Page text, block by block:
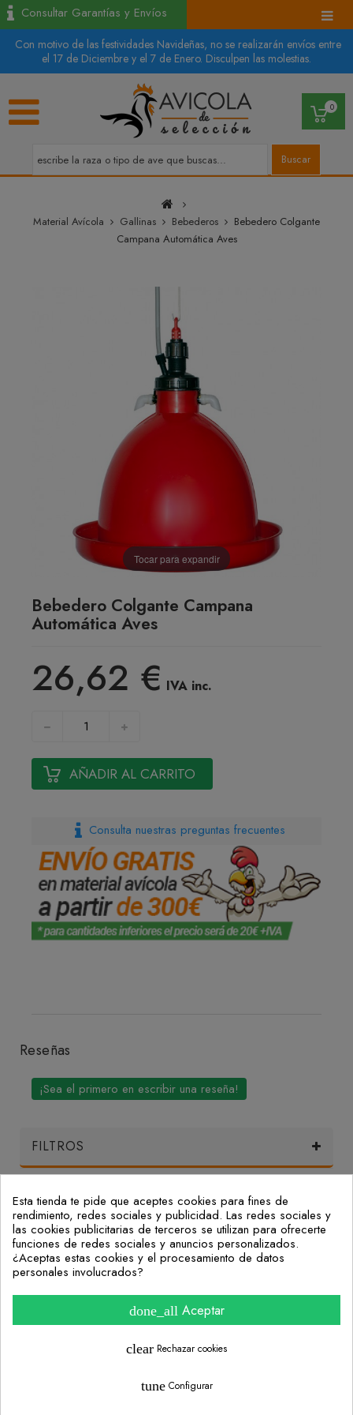
Con motivo de las festividades Navideñas, no se realizarán envíos entre
el 17 de Diciembre y el 7 de Enero. Disculpen las molestias.
0
Consultar Garantías y Envíos
Buscar
Material Avícola Gallinas Bebederos
Bebedero Colgante
Campana Automática Aves
Tocar para expandir
Bebedero Colgante Campana
Automática Aves
26,62 € IVA inc.
AÑADIR AL CARRITO
Consulta nuestras preguntas frecuentes
Reseñas
¡Sea el primero en escribir una reseña!
FILTROS
Mi Cuenta
Nuestras Oficinas
Consulta nuestras preguntas frecuentes
Diseño Web Granada y Posicionamiento SEO - Loadical Estudio
Esta tienda te pide que aceptes cookies para fines de
rendimiento, redes sociales y publicidad. Las redes sociales y
las cookies publicitarias de terceros se utilizan para ofrecerte
funciones de redes sociales y anuncios personalizados.
¿Aceptas estas cookies y el procesamiento de datos
personales involucrados?
done_all Aceptar
clear Rechazar cookies
tune Configurar